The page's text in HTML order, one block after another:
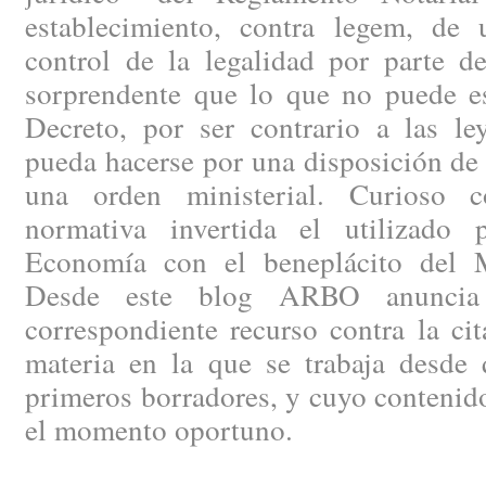
establecimiento, contra legem,
control de la legalidad por parte
sorprendente que lo que no puede
Decreto, por ser contrario a las
pueda hacerse por una disposición
una orden ministerial. Curioso
normativa invertida el
Economía con el beneplácito del
Desde este blog ARBO
correspondiente recurso contra la
materia en la que se trabaja
primeros borradores, y cuyo
el momento oportuno.